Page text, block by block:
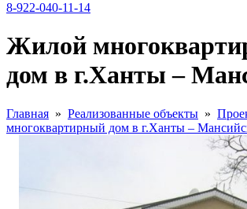
8-922-040-11-14
Жилой
дом в г.Ханты –
Главная » Реализованные объекты »
многоквартирный дом в г.Ханты –